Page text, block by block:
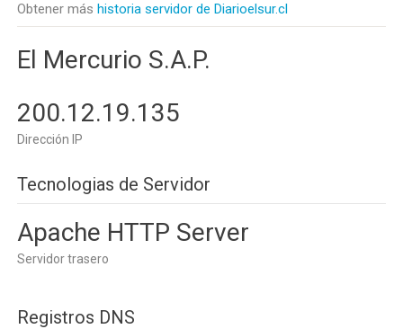
Obtener más historia servidor de Diarioelsur.cl
El Mercurio S.A.P.
200.12.19.135
Dirección IP
Tecnologias de Servidor
Apache HTTP Server
Servidor trasero
Registros DNS